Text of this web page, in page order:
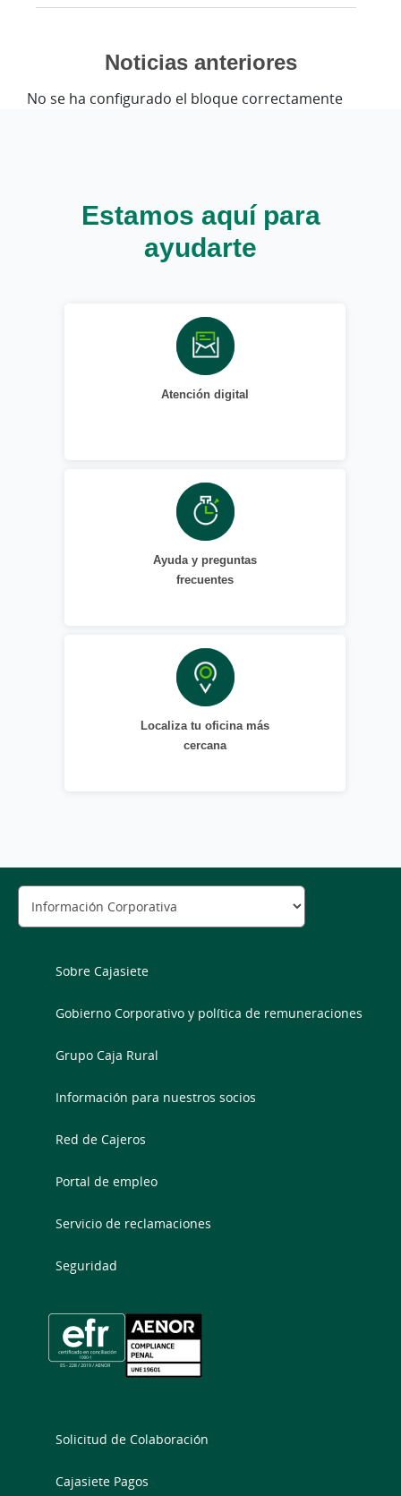
Noticias anteriores
No se ha configurado el bloque correctamente
Estamos aquí para
ayudarte
Atención digital
Ayuda y preguntas
frecuentes
Localiza tu oficina más
cercana
Sobre Cajasiete
Gobierno Corporativo y política de remuneraciones
Grupo Caja Rural
Información para nuestros socios
Red de Cajeros
Portal de empleo
Servicio de reclamaciones
Seguridad
Solicitud de Colaboración
Cajasiete Pagos